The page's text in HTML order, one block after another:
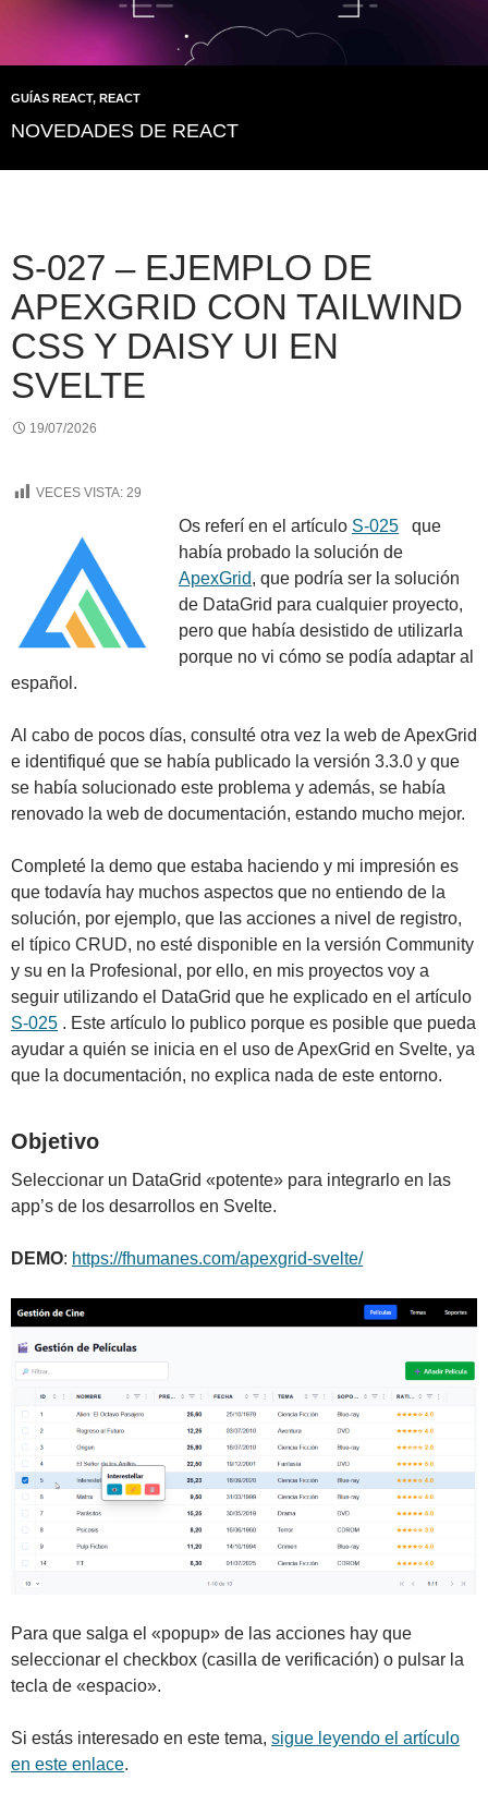
GUÍAS REACT, REACT
NOVEDADES DE REACT
S-027 – EJEMPLO DE
APEXGRID CON TAILWIND
CSS Y DAISY UI EN
SVELTE
19/07/2026
VECES VISTA: 29
Os referí en el artículo S-025 que
había probado la solución de
ApexGrid, que podría ser la solución
de DataGrid para cualquier proyecto,
pero que había desistido de utilizarla
porque no vi cómo se podía adaptar al
español.
Al cabo de pocos días, consulté otra vez la web de ApexGrid
e identifiqué que se había publicado la versión 3.3.0 y que
se había solucionado este problema y además, se había
renovado la web de documentación, estando mucho mejor.
Completé la demo que estaba haciendo y mi impresión es
que todavía hay muchos aspectos que no entiendo de la
solución, por ejemplo, que las acciones a nivel de registro,
el típico CRUD, no esté disponible en la versión Community
y su en la Profesional, por ello, en mis proyectos voy a
seguir utilizando el DataGrid que he explicado en el artículo
S-025 . Este artículo lo publico porque es posible que pueda
ayudar a quién se inicia en el uso de ApexGrid en Svelte, ya
que la documentación, no explica nada de este entorno.
Objetivo
Seleccionar un DataGrid «potente» para integrarlo en las
app’s de los desarrollos en Svelte.
DEMO: https://fhumanes.com/apexgrid-svelte/
Para que salga el «popup» de las acciones hay que
seleccionar el checkbox (casilla de verificación) o pulsar la
tecla de «espacio».
Si estás interesado en este tema, sigue leyendo el artículo
en este enlace.